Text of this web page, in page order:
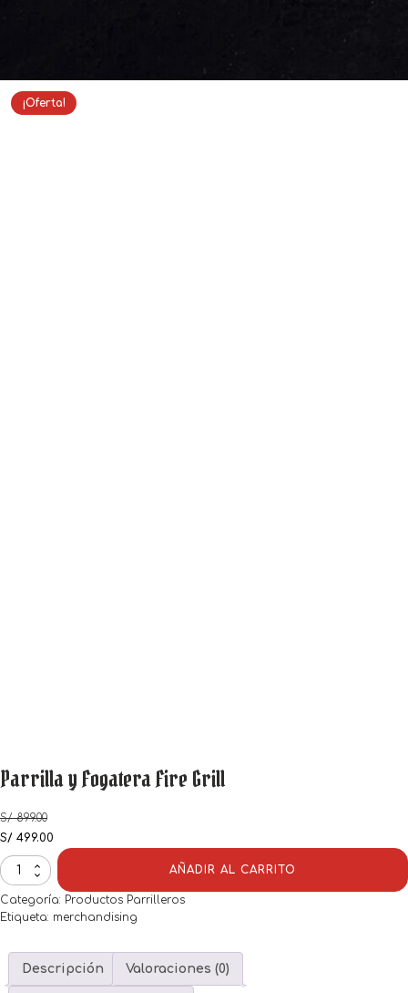
era:
es:
¡Oferta!
Parrilla y Fogatera Fire Grill
S/899.00
El
precio
original
era:
S/ 899.00.
S/ 499.00
precio
es:
S/ 499.00.
Parrilla
y
Fogatera
Fire
cantidad
AÑADIR AL CARRITO
Categoría: Productos Parrilleros
Etiqueta: merchandising
Descripción Valoraciones (0)